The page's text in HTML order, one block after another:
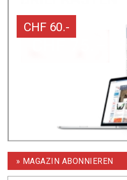
CHF 60.-
» MAGAZIN ABONNIEREN